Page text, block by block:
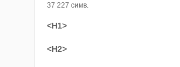
37 227 симв.
<H1>
<H2>